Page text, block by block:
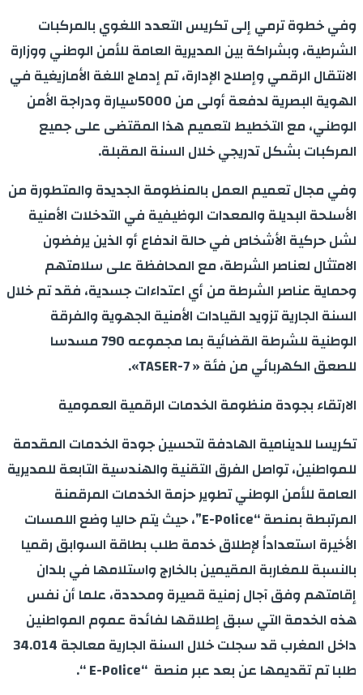
وفي خطوة ترمي إلى تكريس التعدد اللغوي بالمركبات
الشرطية، وبشراكة بين المديرية العامة للأمن الوطني ووزارة
الانتقال الرقمي وإصلاح الإدارة، تم إدماج اللغة الأمازيغية في
الهوية البصرية لدفعة أولى من 5000سيارة ودراجة الأمن
الوطني، مع التخطيط لتعميم هذا المقتضى على جميع
المركبات بشكل تدريجي خلال السنة المقبلة.
وفي مجال تعميم العمل بالمنظومة الجديدة والمتطورة من
الأسلحة البديلة والمعدات الوظيفية في التدخلات الأمنية
لشل حركية الأشخاص في حالة اندفاع أو الذين يرفضون
الامتثال لعناصر الشرطة، مع المحافظة على سلامتهم
وحماية عناصر الشرطة من أي اعتداءات جسدية، فقد تم خلال
السنة الجارية تزويد القيادات الأمنية الجهوية والفرقة
الوطنية للشرطة القضائية بما مجموعه 790 مسدسا
للصعق الكهربائي من فئة « TASER-7».
الارتقاء بجودة منظومة الخدمات الرقمية العمومية
تكريسا للدينامية الهادفة لتحسين جودة الخدمات المقدمة
للمواطنين، تواصل الفرق التقنية والهندسية التابعة للمديرية
العامة للأمن الوطني تطوير حزمة الخدمات المرقمنة
المرتبطة بمنصة “E-Police”، حيث يتم حاليا وضع اللمسات
الأخيرة استعداداً لإطلاق خدمة طلب بطاقة السوابق رقميا
بالنسبة للمغاربة المقيمين بالخارج واستلامها في بلدان
إقامتهم وفق آجال زمنية قصيرة ومحددة، علما أن نفس
هذه الخدمة التي سبق إطلاقها لفائدة عموم المواطنين
داخل المغرب قد سجلت خلال السنة الجارية معالجة 34.014
طلبا تم تقديمها عن بعد عبر منصة “E-Police “.